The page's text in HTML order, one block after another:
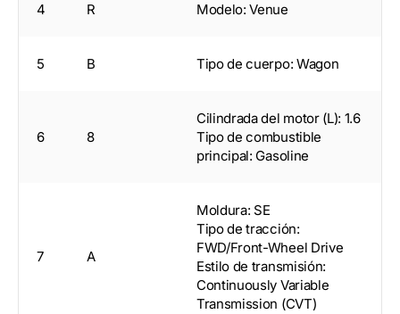
4 R Modelo: Venue
5 B Tipo de cuerpo: Wagon
6 8
Cilindrada del motor (L): 1.6
Tipo de combustible
principal: Gasoline
7 A
Moldura: SE
Tipo de tracción:
FWD/Front-Wheel Drive
Estilo de transmisión:
Continuously Variable
Transmission (CVT)